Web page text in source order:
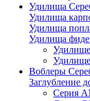
Удилища
Удилища
Удилища
Удилища
Воблеры
Заглубление
Серия